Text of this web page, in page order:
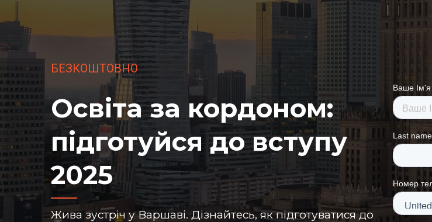
БЕЗКОШТОВНО
Освіта за кордоном:
підготуйся до вступу
2025
Жива зустріч у Варшаві. Дізнайтесь, як підготуватися до